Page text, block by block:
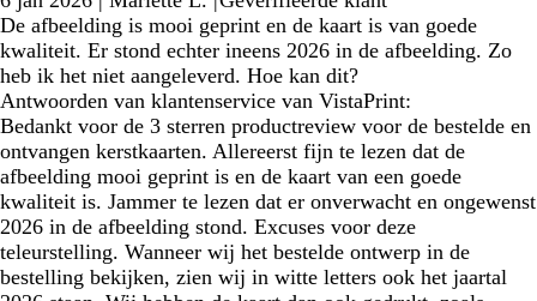
De afbeelding is mooi geprint en de kaart is van goede
kwaliteit. Er stond echter ineens 2026 in de afbeelding. Zo
heb ik het niet aangeleverd. Hoe kan dit?
Antwoorden van klantenservice van VistaPrint:
Bedankt voor de 3 sterren productreview voor de bestelde en
ontvangen kerstkaarten. Allereerst fijn te lezen dat de
afbeelding mooi geprint is en de kaart van een goede
kwaliteit is. Jammer te lezen dat er onverwacht en ongewenst
2026 in de afbeelding stond. Excuses voor deze
teleurstelling. Wanneer wij het bestelde ontwerp in de
bestelling bekijken, zien wij in witte letters ook het jaartal